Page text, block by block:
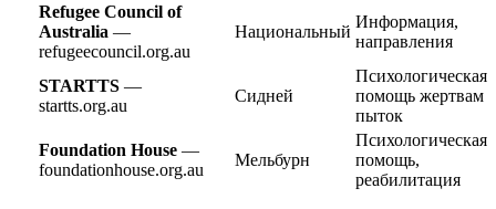
Refugee Council of
Australia —
refugeecouncil.org.au
Национальный
Информация,
направления
STARTTS —
startts.org.au
Сидней
Психологическая
помощь жертвам
пыток
Foundation House —
foundationhouse.org.au
Мельбурн
Психологическая
помощь,
реабилитация